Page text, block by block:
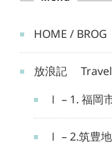
HOME / BROG
放浪記
Ⅰ – 1. 福岡
Ⅰ – 2.筑豊地